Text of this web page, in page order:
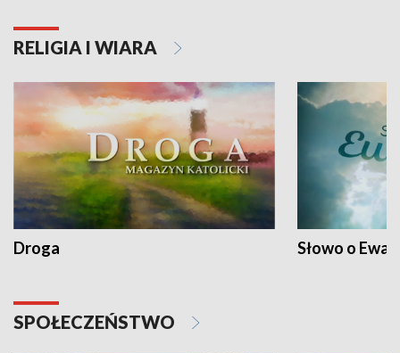
RELIGIA I WIARA
Droga Słowo o
SPOŁECZEŃSTWO